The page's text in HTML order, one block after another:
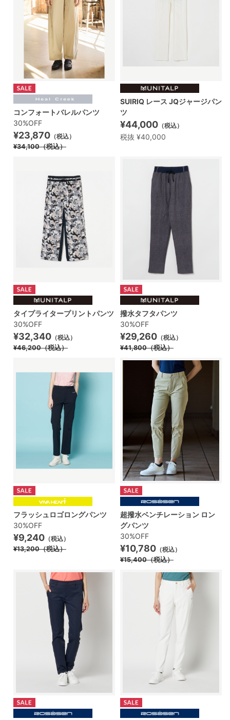
コンフォートバレルパンツ
30%OFF
¥23,870 （税込）
¥34,100（税込）
SUIRIQ レース JQジャージパン
ツ
¥44,000 （税込）
税抜 ¥40,000
タイプライタープリントパンツ
30%OFF
¥32,340 （税込）
¥46,200（税込）
撥水タフタパンツ
30%OFF
¥29,260 （税込）
¥41,800（税込）
フラッシュロゴロングパンツ
30%OFF
¥9,240 （税込）
¥13,200（税込）
超撥水ベンチレーション ロン
グパンツ
30%OFF
¥10,780 （税込）
¥15,400（税込）